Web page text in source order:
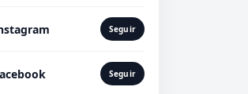
Seguir
Seguir